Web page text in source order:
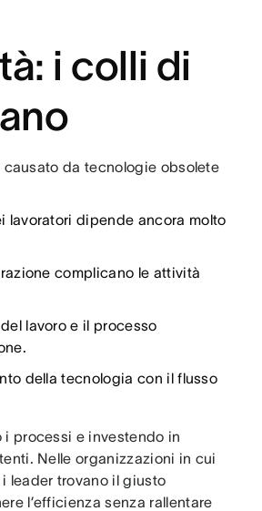
i colli di
da tecnologie obsolete
lavoratori dipende ancora molto
complicano le attività
lavoro e il processo
della tecnologia con il flusso
processi e investendo in
Nelle organizzazioni in cui
leader trovano il giusto
l’efficienza senza rallentare